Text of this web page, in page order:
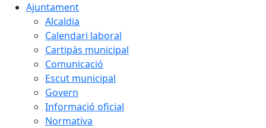
Ajuntament
Alcaldia
Calendari laboral
Cartipàs municipal
Comunicació
Escut municipal
Govern
Informació oficial
Normativa